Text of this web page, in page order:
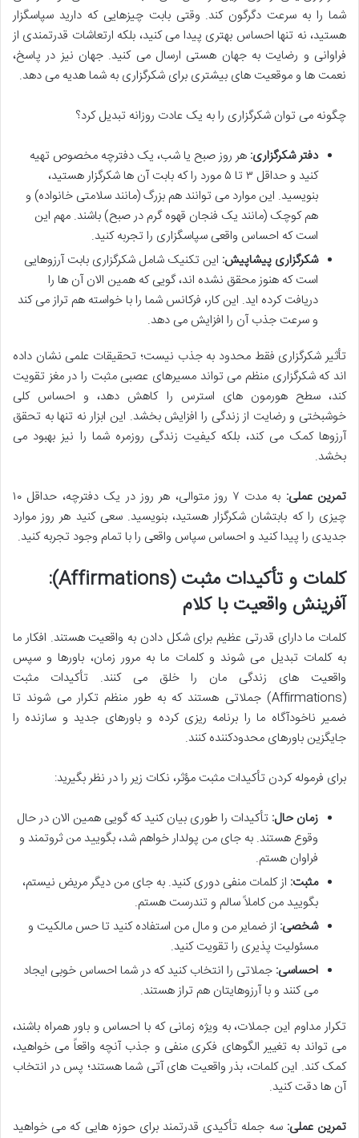
شما را به سرعت دگرگون کند. وقتی بابت چیزهایی که دارید سپاسگزار
هستید، نه تنها احساس بهتری پیدا می کنید، بلکه ارتعاشات قدرتمندی از
فراوانی و رضایت به جهان هستی ارسال می کنید. جهان نیز در پاسخ،
نعمت ها و موقعیت های بیشتری برای شکرگزاری به شما هدیه می دهد.
چگونه می توان شکرگزاری را به یک عادت روزانه تبدیل کرد؟
دفتر شکرگزاری: هر روز صبح یا شب، یک دفترچه مخصوص تهیه
کنید و حداقل ۳ تا ۵ مورد را که بابت آن ها شکرگزار هستید،
بنویسید. این موارد می توانند هم بزرگ (مانند سلامتی خانواده) و
هم کوچک (مانند یک فنجان قهوه گرم در صبح) باشند. مهم این
است که احساس واقعی سپاسگزاری را تجربه کنید.
شکرگزاری پیشاپیش: این تکنیک شامل شکرگزاری بابت آرزوهایی
است که هنوز محقق نشده اند، گویی که همین الان آن ها را
دریافت کرده اید. این کار، فرکانس شما را با خواسته هم تراز می کند
و سرعت جذب آن را افزایش می دهد.
تأثیر شکرگزاری فقط محدود به جذب نیست؛ تحقیقات علمی نشان داده
اند که شکرگزاری منظم می تواند مسیرهای عصبی مثبت را در مغز تقویت
کند، سطح هورمون های استرس را کاهش دهد، و احساس کلی
خوشبختی و رضایت از زندگی را افزایش بخشد. این ابزار نه تنها به تحقق
آرزوها کمک می کند، بلکه کیفیت زندگی روزمره شما را نیز بهبود می
بخشد.
تمرین عملی:
به مدت ۷ روز متوالی، هر روز در یک دفترچه، حداقل ۱۰
چیزی را که بابتشان شکرگزار هستید، بنویسید. سعی کنید هر روز موارد
جدیدی را پیدا کنید و احساس سپاس واقعی را با تمام وجود تجربه کنید.
کلمات و تأکیدات مثبت (Affirmations):
آفرینش واقعیت با کلام
کلمات ما دارای قدرتی عظیم برای شکل دادن به واقعیت هستند. افکار ما
به کلمات تبدیل می شوند و کلمات ما به مرور زمان، باورها و سپس
واقعیت های زندگی مان را خلق می کنند. تأکیدات مثبت
(Affirmations) جملاتی هستند که به طور منظم تکرار می شوند تا
ضمیر ناخودآگاه ما را برنامه ریزی کرده و باورهای جدید و سازنده را
جایگزین باورهای محدودکننده کنند.
برای فرموله کردن تأکیدات مثبت مؤثر، نکات زیر را در نظر بگیرید:
زمان حال: تأکیدات را طوری بیان کنید که گویی همین الان در حال
وقوع هستند. به جای من پولدار خواهم شد، بگویید من ثروتمند و
فراوان هستم.
مثبت: از کلمات منفی دوری کنید. به جای من دیگر مریض نیستم،
بگویید من کاملاً سالم و تندرست هستم.
شخصی: از ضمایر من و مال من استفاده کنید تا حس مالکیت و
مسئولیت پذیری را تقویت کنید.
احساسی: جملاتی را انتخاب کنید که در شما احساس خوبی ایجاد
می کنند و با آرزوهایتان هم تراز هستند.
تکرار مداوم این جملات، به ویژه زمانی که با احساس و باور همراه باشند،
می تواند به تغییر الگوهای فکری منفی و جذب آنچه واقعاً می خواهید،
کمک کند. این کلمات، بذر واقعیت های آتی شما هستند؛ پس در انتخاب
آن ها دقت کنید.
تمرین عملی: سه جمله تأکیدی قدرتمند برای حوزه هایی که می خواهید